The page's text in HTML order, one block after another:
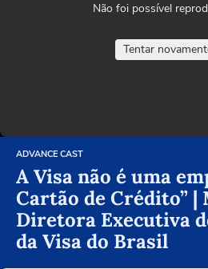
Não foi possível
Tentar
ADVANCE CAST
A Visa não é uma
Cartão de Crédito”
Diretora Executiva
da Visa do Brasil